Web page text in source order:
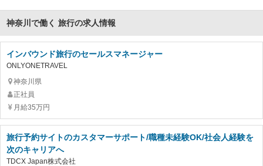
神奈川で働く 旅行の求人情報
インバウンド旅行のセールスマネージャー
ONLYONETRAVEL
神奈川県
正社員
月給35万円
旅行予約サイトのカスタマーサポート/職種未経験OK/社会人経験を
次のキャリアへ
TDCX Japan株式会社